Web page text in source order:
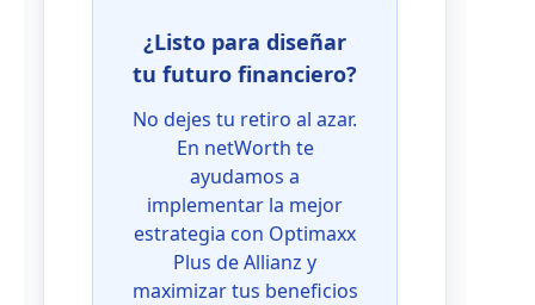
¿Listo para diseñar
tu futuro financiero?
No dejes tu retiro al azar.
En netWorth te
ayudamos a
implementar la mejor
estrategia con Optimaxx
Plus de Allianz y
maximizar tus beneficios